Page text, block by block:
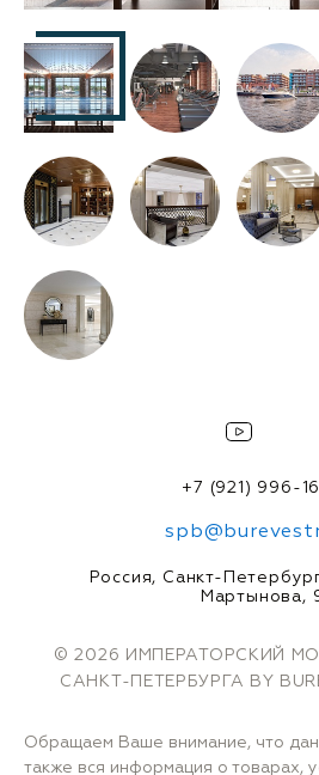
+7 (921) 996-
Россия, Санкт-
Мартынова,
© 2026 ИМПЕРАТОРСКИЙ
САНКТ-ПЕТЕРБУРГА BY
Обращаем Ваше внимание, что
также вся информация о товарах,